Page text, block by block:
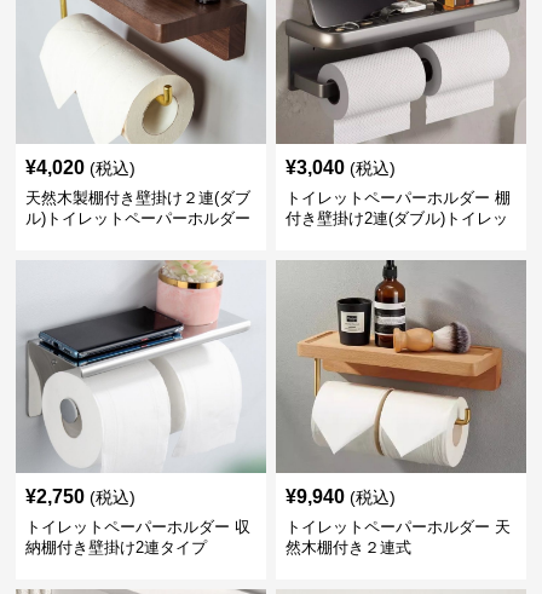
¥4,020 (税込)
天然木製棚付き壁掛け２連(ダブ
ル)トイレットペーパーホルダー
¥3,040 (税込)
トイレットペーパーホルダー 棚
付き壁掛け2連(ダブル)トイレッ
¥2,750 (税込)
トイレットペーパーホルダー 収
納棚付き壁掛け2連タイプ
¥9,940 (税込)
トイレットペーパーホルダー 天
然木棚付き２連式